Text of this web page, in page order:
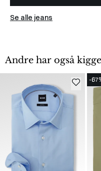
Se alle jeans
Andre har også
-